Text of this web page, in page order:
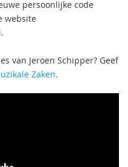
persoonlijke code
website
.
van Jeroen Schipper? Geef
Zaken.